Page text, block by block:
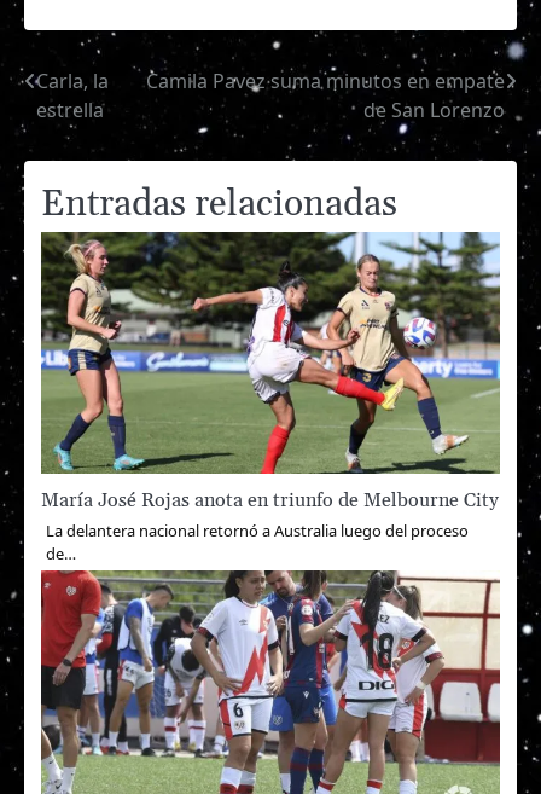
Navegación
de
entradas
Carla, la
estrella
Camila Pavez suma minutos en empate
de San Lorenzo
Entradas relacionadas
María José Rojas anota en triunfo de Melbourne City
La delantera nacional retornó a Australia luego del proceso
de…